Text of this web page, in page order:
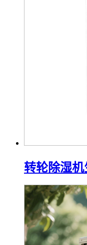
转轮除湿机